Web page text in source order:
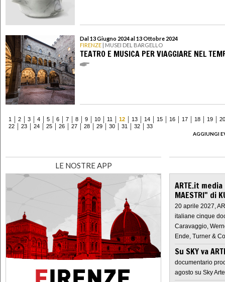
Dal 13 Giugno 2024 al 13 Ottobre 2024
FIRENZE | MUSEI DEL BARGELLO
TEATRO E MUSICA PER VIAGGIARE NEL
1 2 3 4 5 6 7 8 9 10 11 12 13 14 15 16 17 18 19
20
22
23 24 25 26 27 28 29 30 31 32
33
AGGIUNGI
LE NOSTRE APP
ARTE.it
MAESTRI" di
20 aprile 2027,
italiane cinque
Caravaggio,
Ende, Turner &
Su SKY va
documentario
agosto su Sky Arte